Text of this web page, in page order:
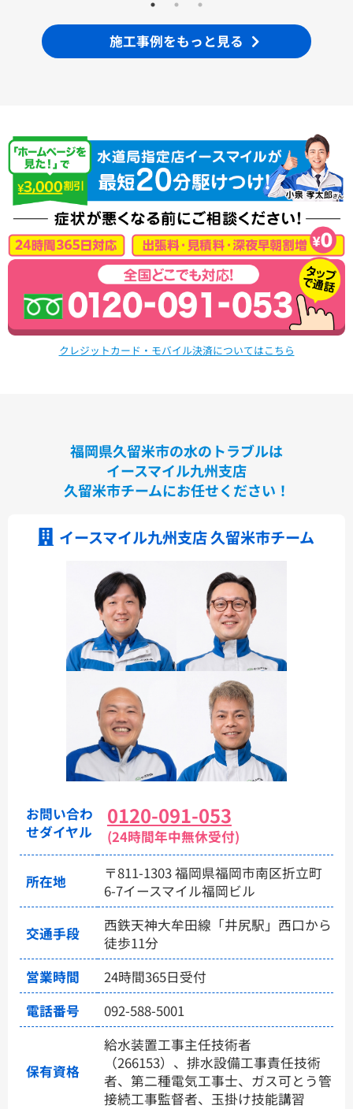
施工事例をもっと見る
クレジットカード・モバイル決済についてはこちら
福岡県久留米市の水のトラブルは
イースマイル九州支店
久留米市チームにお任せください！
イースマイル九州支店 久留米市チーム
お問い合わ
せダイヤル
0120-091-053
(24時間年中無休受付)
所在地
〒811-1303 福岡県福岡市南区折立町
6-7イースマイル福岡ビル
交通手段
西鉄天神大牟田線「井尻駅」西口から
徒歩11分
営業時間
24時間365日受付
電話番号
092-588-5001
保有資格
給水装置工事主任技術者
（266153）、排水設備工事責任技術
者、第二種電気工事士、ガス可とう管
接続工事監督者、玉掛け技能講習